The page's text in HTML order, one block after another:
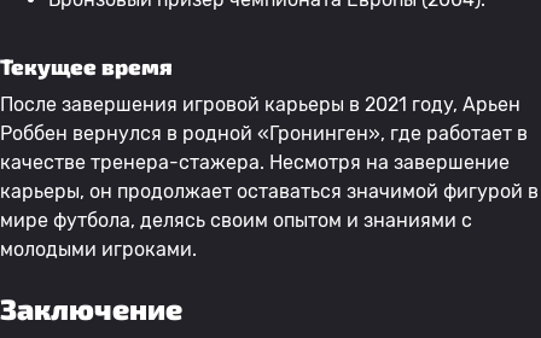
Текущее время
После завершения игровой карьеры в 2021 году, Арьен
Роббен вернулся в родной «Гронинген», где работает в
качестве тренера-стажера. Несмотря на завершение
карьеры, он продолжает оставаться значимой фигурой в
мире футбола, делясь своим опытом и знаниями с
молодыми игроками.
Заключение